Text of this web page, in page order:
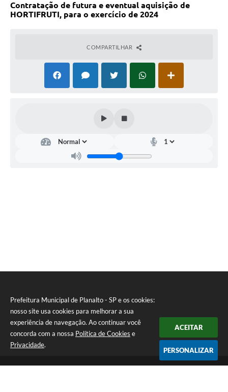
Prefeitura Municipal de Planalto - SP e os cookies:
nosso site usa cookies para melhorar a sua
experiência de navegação. Ao continuar você
concorda com a nossa Política de Cookies e
Privacidade.
ACEITAR
PERSONALIZAR
Contratação de futura e eventual aquisição de
HORTIFRUTI, para o exercício de 2024
COMPARTILHAR